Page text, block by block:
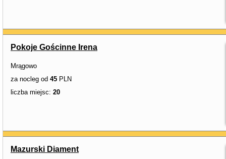
Pokoje Gościnne Irena
Mrągowo
za nocleg od 45 PLN
liczba miejsc: 20
Mazurski Diament